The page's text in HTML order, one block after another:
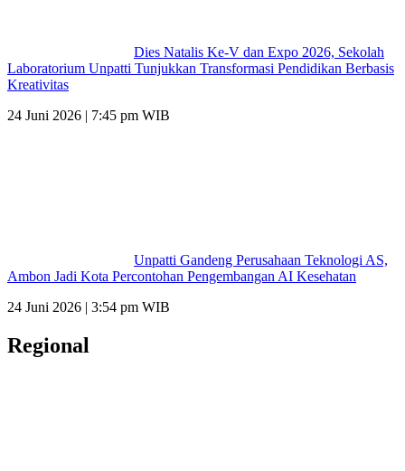
Dies Natalis Ke-V dan Expo 2026, Sekolah
Laboratorium Unpatti Tunjukkan Transformasi Pendidikan Berbasis
Kreativitas
24 Juni 2026 | 7:45 pm WIB
Unpatti Gandeng Perusahaan Teknologi AS,
Ambon Jadi Kota Percontohan Pengembangan AI Kesehatan
24 Juni 2026 | 3:54 pm WIB
Regional